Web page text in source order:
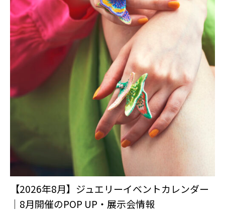
【2026年8月】ジュエリーイベントカレンダー
｜8月開催のPOP UP・展示会情報